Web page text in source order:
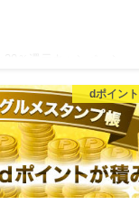
元キャンペーン」が開催
dポイント